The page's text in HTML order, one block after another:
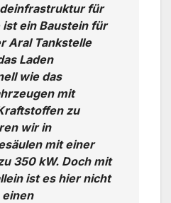
für
ein Baustein für
Aral Tankstelle
Laden
wie das
mit
zu
wir in
mit einer
350 kW. Doch mit
ist es hier nicht